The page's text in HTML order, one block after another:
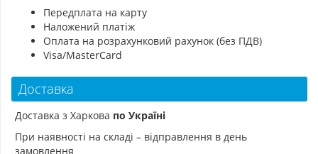
Передплата на карту
Наложений платіж
Оплата на розрахунковий рахунок (без ПДВ)
Visa/MasterCard
Доставка
Доставка з Харкова по Україні
При наявності на складі – відправлення в день
замовлення